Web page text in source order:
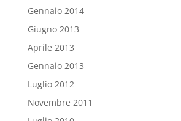
Gennaio 2014
Giugno 2013
Aprile 2013
Gennaio 2013
Luglio 2012
Novembre 2011